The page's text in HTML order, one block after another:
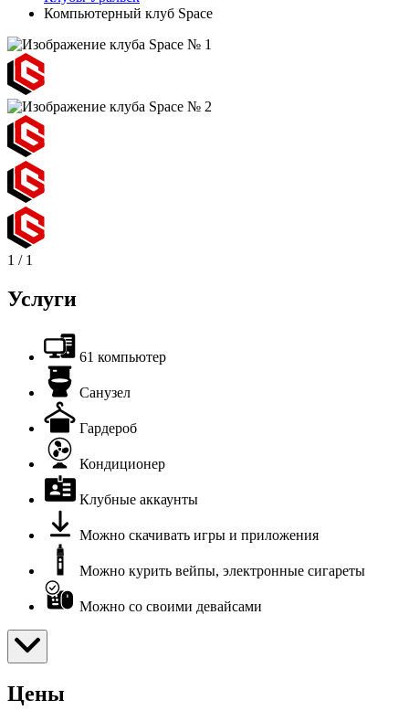
Компьютерный клуб Space
1 / 1
Услуги
61 компьютер
Санузел
Гардероб
Кондиционер
Клубные аккаунты
Можно скачивать игры и приложения
Можно курить вейпы, электронные сигареты
Можно со своими девайсами
Цены